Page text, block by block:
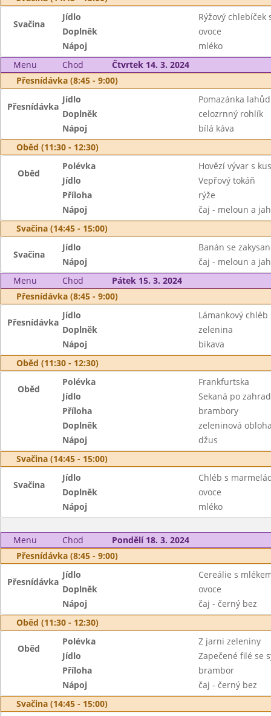
Svačina
Jídlo
Rýžový chlebíček
Doplněk
ovoce
Nápoj
mléko
Menu
Chod
Čtvrtek 14. 3. 2024
Přesnídávka (8:45 - 9:00)
Přesnídávka
Jídlo
Pomazánka
Doplněk
celozrnný rohlík
Nápoj
bílá káva
Oběd (11:30 - 12:30)
Oběd
Polévka
Hovězí vývar s
Jídlo
Vepřový tokáň
Příloha
rýže
Nápoj
čaj - meloun a
Svačina (14:45 - 15:00)
Svačina
Jídlo
Banán se
Nápoj
čaj - meloun a
Menu
Chod
Pátek 15. 3. 2024
Přesnídávka (8:45 - 9:00)
Přesnídávka
Jídlo
Lámankový
Doplněk
zelenina
Nápoj
bikava
Oběd (11:30 - 12:30)
Oběd
Polévka
Frankfurtska
Jídlo
Sekaná po
Příloha
brambory
Doplněk
zeleninová
Nápoj
džus
Svačina (14:45 - 15:00)
Svačina
Jídlo
Chléb s
Doplněk
ovoce
Nápoj
mléko
Menu Chod
Pondělí 18. 3. 2024
Přesnídávka (8:45 - 9:00)
Přesnídávka
Jídlo
Cereálie s
Doplněk
ovoce
Nápoj
čaj - černý bez
Oběd (11:30 - 12:30)
Oběd
Polévka
Z jarni zeleniny
Jídlo
Zapečené filé se
Příloha
brambor
Nápoj
čaj - černý bez
Svačina (14:45 - 15:00)